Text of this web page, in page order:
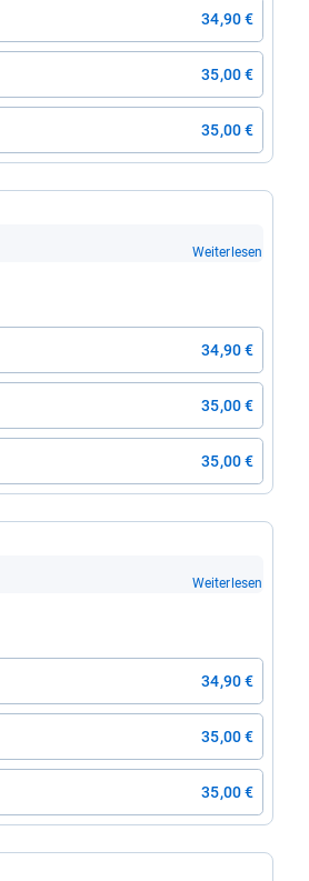
34,90 €
35,00 €
35,00 €
Weiterlesen
34,90 €
35,00 €
35,00 €
Weiterlesen
34,90 €
35,00 €
35,00 €